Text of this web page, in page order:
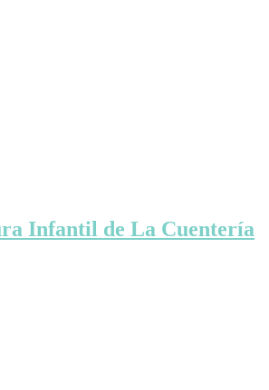
Infantil de La Cuentería